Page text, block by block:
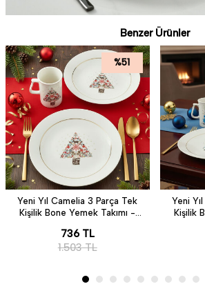
Benzer Ürünler
%51
Yeni Yıl Camelia 3 Parça Tek
Kişilik Bone Yemek Takımı -
736TL
1.503TL
Yeni
Kişilik